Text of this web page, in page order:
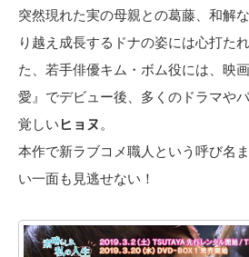
突然現れた実の母親との葛藤、和解
り越え成長するドナの姿には心打た
た、若手俳優キム・ボム役には、映
愛』でデビュー後、多くのドラマや
覚しい ヒョヌ 。
本作で新ラブコメ職人という呼び名
い一面も見逃せない！